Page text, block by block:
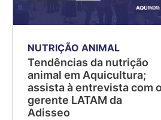
NUTRIÇÃO ANIMAL
Tendências da nutrição
animal em Aquicultura;
assista à entrevista com o
gerente LATAM da
Adisseo